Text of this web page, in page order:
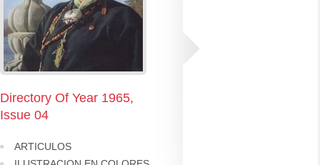
Directory Of Year 1965,
Issue 04
ARTICULOS